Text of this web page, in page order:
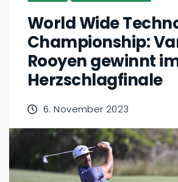
World Wide
Championship:
Rooyen gewinnt
Herzschlagfinale
6. November 2023